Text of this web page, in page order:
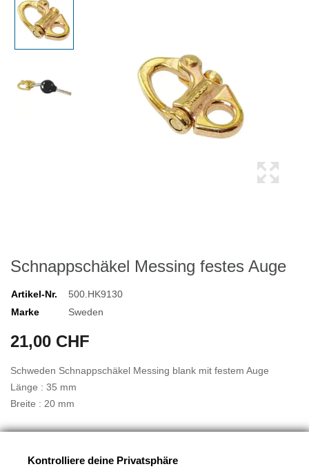
Schnappschäkel Messing festes Auge
Artikel-Nr.
500.HK9130
Marke
Sweden
21,00 CHF
Schweden Schnappschäkel Messing blank mit festem Auge
Länge : 35 mm
Breite : 20 mm
Kontrolliere deine Privatsphäre